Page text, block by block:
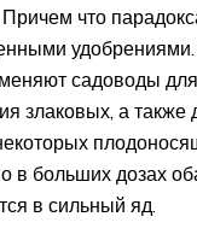
что
садоводы для
злаковых, а также
в больших дозах
в сильный яд.